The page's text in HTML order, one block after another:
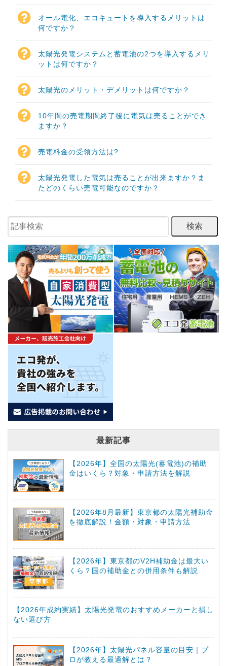
オール電化、エコキュートを導入するメリットは
何ですか？
太陽光発電システムと蓄電池の2つを導入するメリ
ットは何ですか？
太陽光のメリット・デメリットは何ですか？
10年間の売電期間終了後に電気は売ることができ
ますか？
売電料金の受領方法は?
太陽光発電した電気は売ることが出来ますか？ま
たどのくらい売電可能なのですか？
最新記事
【2026年】全国の太陽光(蓄電池)の補助
金はいくら？対象・申請方法を解説
【2026年8月最新】東京都の太陽光補助金
を徹底解説！金額・対象・申請方法
【2026年】東京都のV2H補助金は最大い
くら？国の補助金との併用条件も解説
【2026年成約実績】太陽光発電のおすすめメーカーと損し
ない選び方
【2026年】太陽光パネル容量の目安｜プ
ロが教える最適解とは？